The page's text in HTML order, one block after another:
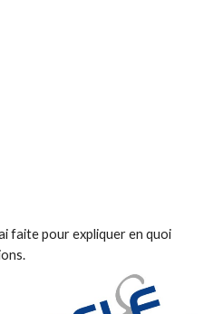
faite pour expliquer en quoi